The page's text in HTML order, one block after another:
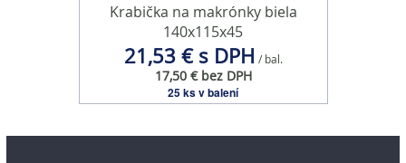
Krabička na makrónky biela
140x115x45
21,53 € s DPH / bal.
17,50 € bez DPH
25 ks v balení